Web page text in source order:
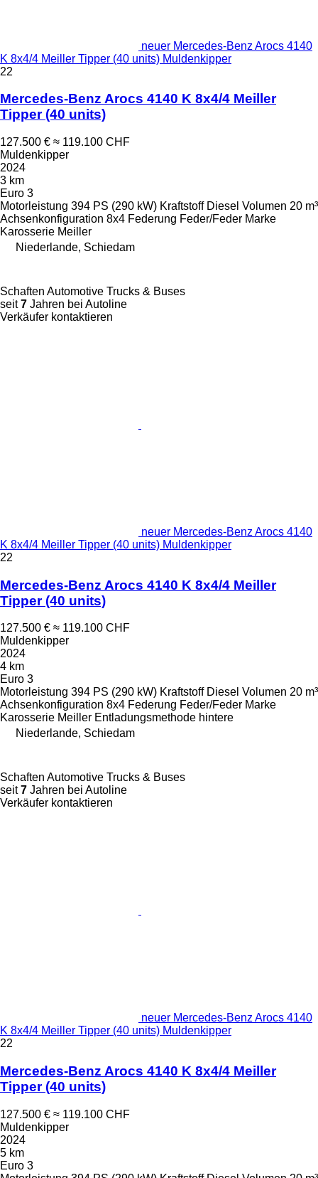
neuer Mercedes-Benz Arocs 4140
K 8x4/4 Meiller Tipper (40 units) Muldenkipper
22
Mercedes-Benz Arocs 4140 K 8x4/4 Meiller
Tipper (40 units)
127.500 € ≈ 119.100 CHF
Muldenkipper
2024
3 km
Euro 3
Motorleistung 394 PS (290 kW) Kraftstoff Diesel Volumen 20 m³
Achsenkonfiguration 8x4 Federung Feder/Feder Marke
Karosserie Meiller
Niederlande, Schiedam
Schaften Automotive Trucks & Buses
seit7 Jahren bei Autoline
Verkäufer kontaktieren
neuer Mercedes-Benz Arocs 4140
K 8x4/4 Meiller Tipper (40 units) Muldenkipper
22
Mercedes-Benz Arocs 4140 K 8x4/4 Meiller
Tipper (40 units)
127.500 € ≈ 119.100 CHF
Muldenkipper
2024
4 km
Euro 3
Motorleistung 394 PS (290 kW) Kraftstoff Diesel Volumen 20 m³
Achsenkonfiguration 8x4 Federung Feder/Feder Marke
Karosserie Meiller Entladungsmethode hintere
Niederlande, Schiedam
Schaften Automotive Trucks & Buses
seit7 Jahren bei Autoline
Verkäufer kontaktieren
neuer Mercedes-Benz Arocs 4140
K 8x4/4 Meiller Tipper (40 units) Muldenkipper
22
Mercedes-Benz Arocs 4140 K 8x4/4 Meiller
Tipper (40 units)
127.500 € ≈ 119.100 CHF
Muldenkipper
2024
5 km
Euro 3